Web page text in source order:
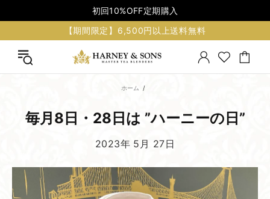
初回10%OFF定期購入
【期間限定】6,500円以上送料無料
ホーム
毎月​8日・28日は​ ”ハーニーの​日”
2023年 5月 27日